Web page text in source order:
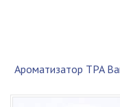
Ароматизатор TPA